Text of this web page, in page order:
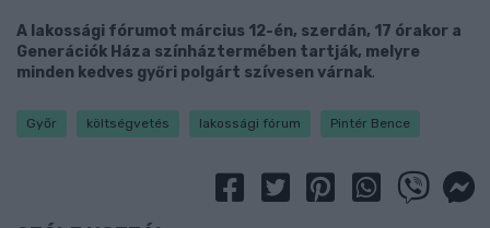
A lakossági fórumot március 12-én, szerdán, 17 órakor a
Generációk Háza színháztermében tartják, melyre
minden kedves győri polgárt szívesen várnak.
Győr költségvetés lakossági fórum Pintér Bence